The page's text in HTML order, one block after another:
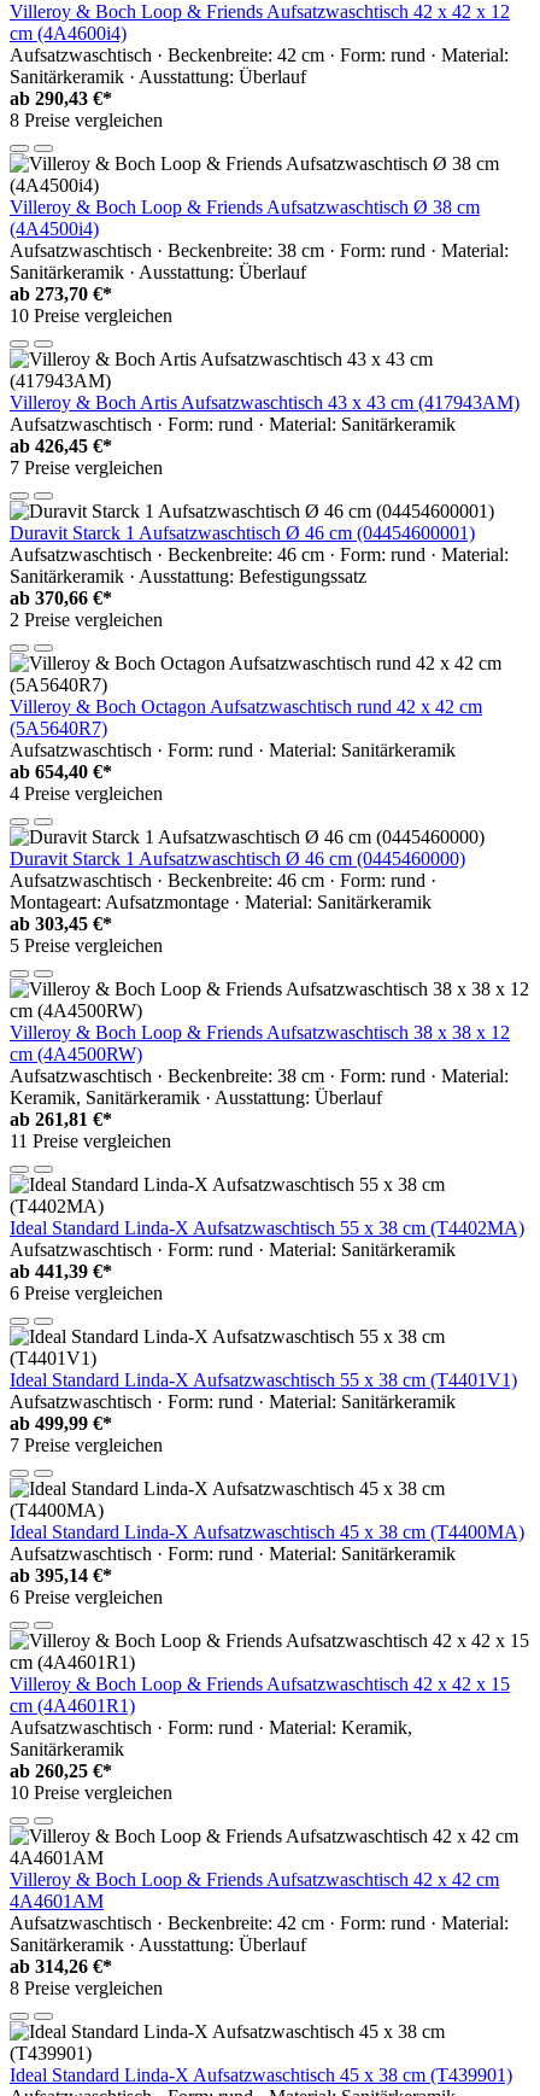
Villeroy & Boch Loop & Friends Aufsatzwaschtisch 42 x 42 x 12
cm (4A4600i4)
Aufsatzwaschtisch · Beckenbreite: 42 cm · Form: rund · Material:
Sanitärkeramik · Ausstattung: Überlauf
ab 290,43 €*
8 Preise vergleichen
Villeroy & Boch Loop & Friends Aufsatzwaschtisch Ø 38 cm
(4A4500i4)
Aufsatzwaschtisch · Beckenbreite: 38 cm · Form: rund · Material:
Sanitärkeramik · Ausstattung: Überlauf
ab 273,70 €*
10 Preise vergleichen
Villeroy & Boch Artis Aufsatzwaschtisch 43 x 43 cm (417943AM)
Aufsatzwaschtisch · Form: rund · Material: Sanitärkeramik
ab 426,45 €*
7 Preise vergleichen
Duravit Starck 1 Aufsatzwaschtisch Ø 46 cm (04454600001)
Aufsatzwaschtisch · Beckenbreite: 46 cm · Form: rund · Material:
Sanitärkeramik · Ausstattung: Befestigungssatz
ab 370,66 €*
2 Preise vergleichen
Villeroy & Boch Octagon Aufsatzwaschtisch rund 42 x 42 cm
(5A5640R7)
Aufsatzwaschtisch · Form: rund · Material: Sanitärkeramik
ab 654,40 €*
4 Preise vergleichen
Duravit Starck 1 Aufsatzwaschtisch Ø 46 cm (0445460000)
Aufsatzwaschtisch · Beckenbreite: 46 cm · Form: rund ·
Montageart: Aufsatzmontage · Material: Sanitärkeramik
ab 303,45 €*
5 Preise vergleichen
Villeroy & Boch Loop & Friends Aufsatzwaschtisch 38 x 38 x 12
cm (4A4500RW)
Aufsatzwaschtisch · Beckenbreite: 38 cm · Form: rund · Material:
Keramik, Sanitärkeramik · Ausstattung: Überlauf
ab 261,81 €*
11 Preise vergleichen
Ideal Standard Linda-X Aufsatzwaschtisch 55 x 38 cm (T4402MA)
Aufsatzwaschtisch · Form: rund · Material: Sanitärkeramik
ab 441,39 €*
6 Preise vergleichen
Ideal Standard Linda-X Aufsatzwaschtisch 55 x 38 cm (T4401V1)
Aufsatzwaschtisch · Form: rund · Material: Sanitärkeramik
ab 499,99 €*
7 Preise vergleichen
Ideal Standard Linda-X Aufsatzwaschtisch 45 x 38 cm (T4400MA)
Aufsatzwaschtisch · Form: rund · Material: Sanitärkeramik
ab 395,14 €*
6 Preise vergleichen
Villeroy & Boch Loop & Friends Aufsatzwaschtisch 42 x 42 x 15
cm (4A4601R1)
Aufsatzwaschtisch · Form: rund · Material: Keramik,
Sanitärkeramik
ab 260,25 €*
10 Preise vergleichen
Villeroy & Boch Loop & Friends Aufsatzwaschtisch 42 x 42 cm
4A4601AM
Aufsatzwaschtisch · Beckenbreite: 42 cm · Form: rund · Material:
Sanitärkeramik · Ausstattung: Überlauf
ab 314,26 €*
8 Preise vergleichen
Ideal Standard Linda-X Aufsatzwaschtisch 45 x 38 cm (T439901)